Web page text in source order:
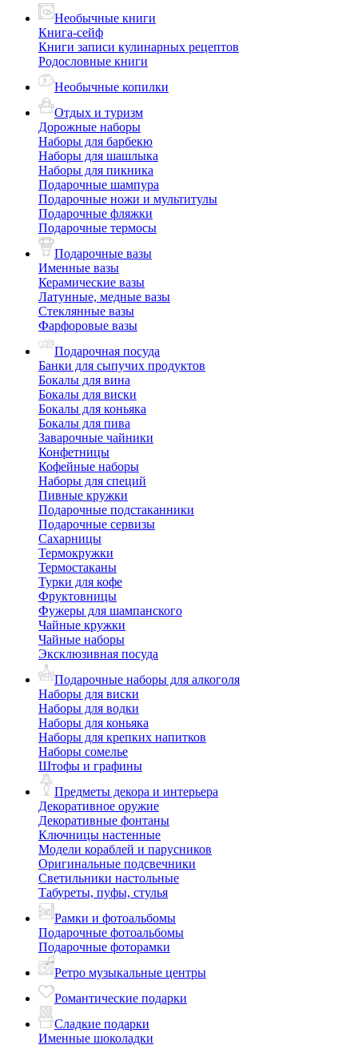
Необычные книги
Книга-сейф
Книги записи кулинарных рецептов
Родословные книги
Необычные копилки
Отдых и туризм
Дорожные наборы
Наборы для барбекю
Наборы для шашлыка
Наборы для пикника
Подарочные шампура
Подарочные ножи и мультитулы
Подарочные фляжки
Подарочные термосы
Подарочные вазы
Именные вазы
Керамические вазы
Латунные, медные вазы
Стеклянные вазы
Фарфоровые вазы
Подарочная посуда
Банки для сыпучих продуктов
Бокалы для вина
Бокалы для виски
Бокалы для коньяка
Бокалы для пива
Заварочные чайники
Конфетницы
Кофейные наборы
Наборы для специй
Пивные кружки
Подарочные подстаканники
Подарочные сервизы
Сахарницы
Термокружки
Термостаканы
Турки для кофе
Фруктовницы
Фужеры для шампанского
Чайные кружки
Чайные наборы
Эксклюзивная посуда
Подарочные наборы для алкоголя
Наборы для виски
Наборы для водки
Наборы для коньяка
Наборы для крепких напитков
Наборы сомелье
Штофы и графины
Предметы декора и интерьера
Декоративное оружие
Декоративные фонтаны
Ключницы настенные
Модели кораблей и парусников
Оригинальные подсвечники
Светильники настольные
Табуреты, пуфы, стулья
Рамки и фотоальбомы
Подарочные фотоальбомы
Подарочные фоторамки
Ретро музыкальные центры
Романтические подарки
Сладкие подарки
Именные шоколадки